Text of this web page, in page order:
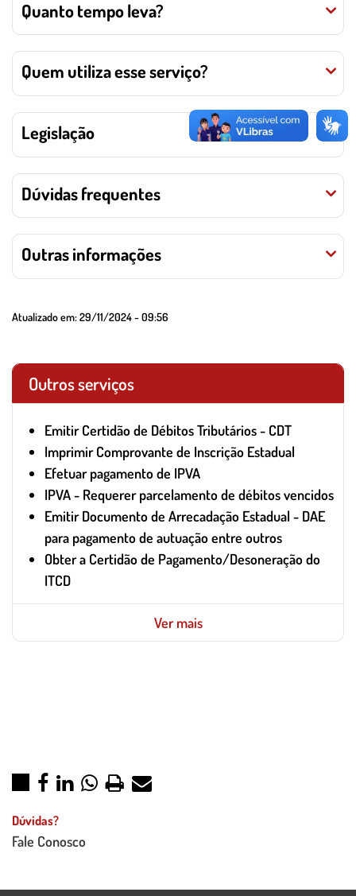
Quanto tempo leva?
Quem utiliza esse serviço?
Legislação
Dúvidas frequentes
Outras informações
Atualizado em:29/11/2024 - 09:56
Outros serviços
Emitir Certidão de Débitos Tributários - CDT
Imprimir Comprovante de Inscrição Estadual
Efetuar pagamento de IPVA
IPVA - Requerer parcelamento de débitos vencidos
Emitir Documento de Arrecadação Estadual - DAE
para pagamento de autuação entre outros
Obter a Certidão de Pagamento/Desoneração do
ITCD
Ver mais
Dúvidas?
Fale Conosco